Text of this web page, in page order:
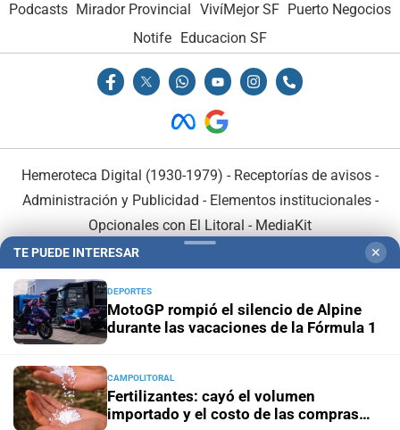
Podcasts Mirador Provincial VivíMejor SF Puerto Negocios
Notife
Educacion SF
Hemeroteca Digital (1930-1979) - Receptorías de avisos -
Administración y Publicidad - Elementos institucionales-
Opcionales con El Litoral - MediaKit
En Asociación con:
TE PUEDE INTERESAR ✕
DEPORTES
MotoGP rompió el silencio de Alpine
durante las vacaciones de la Fórmula 1
CAMPOLITORAL
Fertilizantes: cayó el volumen
importado y el costo de las compras